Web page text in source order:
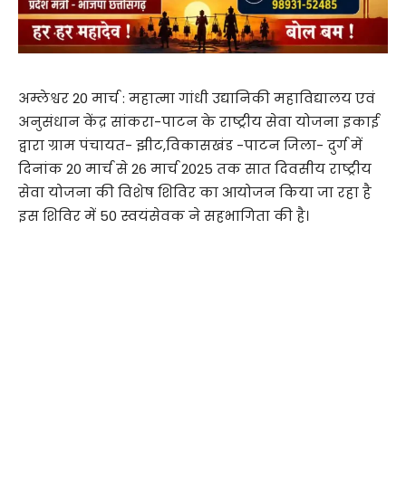
अम्लेश्वर 20 मार्च : महात्मा गांधी उद्यानिकी महाविद्यालय एवं
अनुसंधान केंद्र सांकरा-पाटन के राष्ट्रीय सेवा योजना इकाई
द्वारा ग्राम पंचायत- झीट,विकासखंड -पाटन जिला- दुर्ग में
दिनांक 20 मार्च से 26 मार्च 2025 तक सात दिवसीय राष्ट्रीय
सेवा योजना की विशेष शिविर का आयोजन किया जा रहा है
इस शिविर में 50 स्वयंसेवक ने सहभागिता की है।